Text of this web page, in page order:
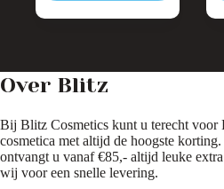
optie
op
de
Over Blitz
Bij Blitz Cosmetics kunt u terecht voor
cosmetica met altijd de hoogste
ontvangt u vanaf €85,- altijd leuke
wij voor een snelle levering.